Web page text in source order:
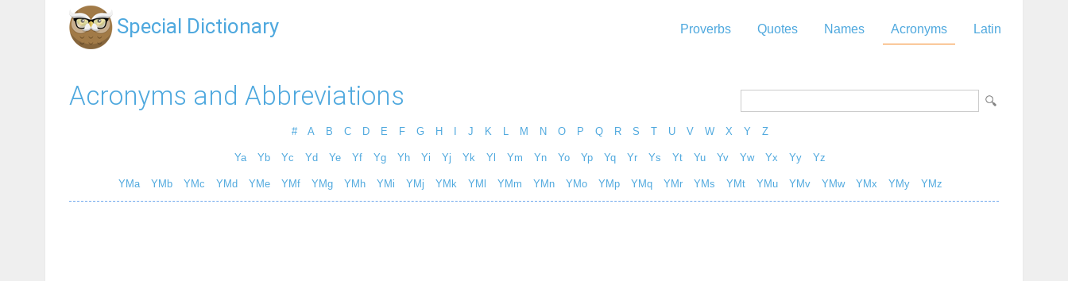
Special Dictionary Proverbs Quotes Names Acronyms Latin
Acronyms and Abbreviations
# A B C D E F G H J K M N O P Q R S T U V W X Y Z
Ya Yb Yc Yd Ye Yf Yg Yh Yi Yj Yk Yl Ym Yn Yo Yp Yq Yr Ys Yt Yu Yv Yw Yx Yy Yz
YMa YMb YMc YMd YMe YMf YMg YMh YMi YMj YMk YMl YMm YMn YMo YMp YMq YMr YMs YMt YMu YMv YMw YMx YMy YMz